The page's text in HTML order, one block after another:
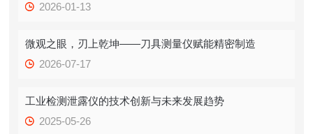
2026-01-13
微观之眼，刃上乾坤——刀具测量仪赋能精密制造
2026-07-17
工业检测泄露仪的技术创新与未来发展趋势
2025-05-26